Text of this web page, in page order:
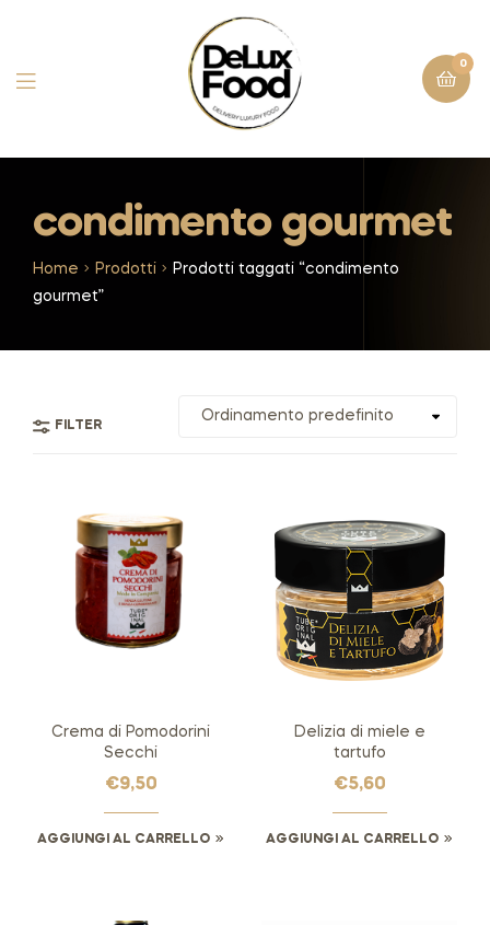
0
condimento gourmet
Home Prodotti
Prodotti taggati “condimento
gourmet”
FILTER
Crema di Pomodorini
Secchi
€9,50
AGGIUNGI AL CARRELLO
Delizia di miele e
tartufo
€5,60
AGGIUNGI AL CARRELLO